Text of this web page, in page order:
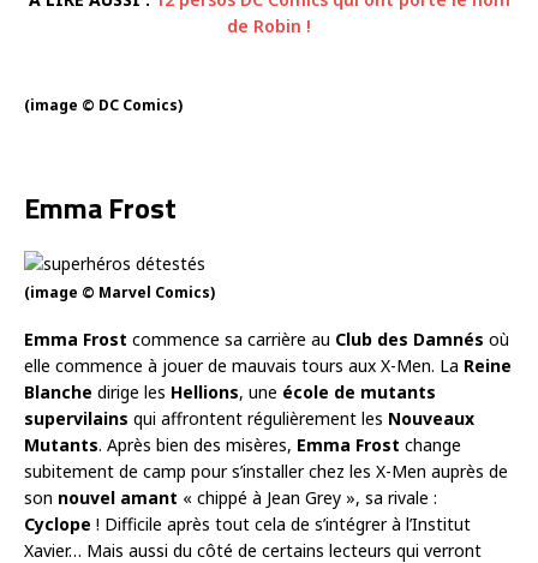
de Robin !
(image © DC Comics)
Emma Frost
(image © Marvel Comics)
Emma Frost commence sa carrière au Club des Damnés où
elle commence à jouer de mauvais tours aux X-Men. La Reine
Blanche dirige les Hellions, une école de mutants
supervilains qui affrontent régulièrement les Nouveaux
Mutants. Après bien des misères, Emma Frost change
subitement de camp pour s’installer chez les X-Men auprès de
son nouvel amant « chippé à Jean Grey », sa rivale :
Cyclope ! Difficile après tout cela de s’intégrer à l’Institut
Xavier… Mais aussi du côté de certains lecteurs qui verront